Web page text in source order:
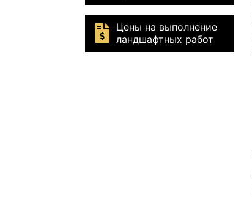
Цены на выполнение
ландшафтных работ